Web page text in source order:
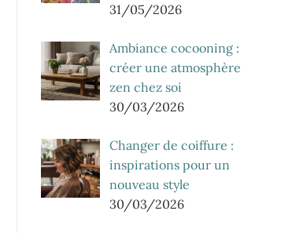
31/05/2026
Ambiance cocooning :
créer une atmosphère
zen chez soi
30/03/2026
Changer de coiffure :
inspirations pour un
nouveau style
30/03/2026